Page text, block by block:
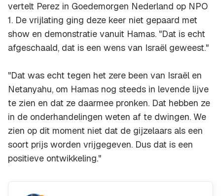
vertelt Perez in Goedemorgen Nederland op NPO
1. De vrijlating ging deze keer niet gepaard met
show en demonstratie vanuit Hamas. "Dat is echt
afgeschaald, dat is een wens van Israël geweest."
"Dat was echt tegen het zere been van Israël en
Netanyahu, om Hamas nog steeds in levende lijve
te zien en dat ze daarmee pronken. Dat hebben ze
in de onderhandelingen weten af te dwingen. We
zien op dit moment niet dat de gijzelaars als een
soort prijs worden vrijgegeven. Dus dat is een
positieve ontwikkeling."